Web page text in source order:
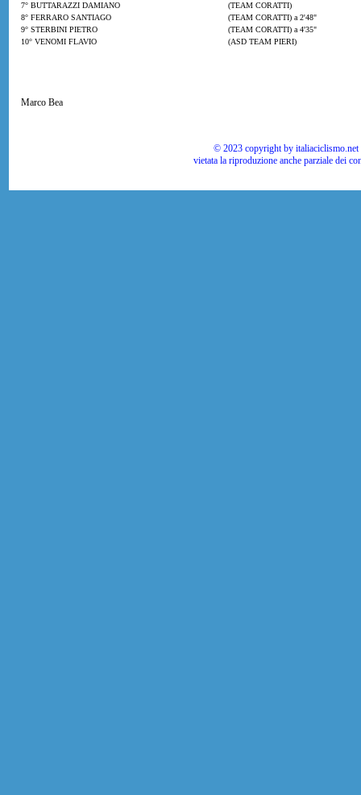
7° BUTTARAZZI DAMIANO
(TEAM CORATTI)
8° FERRARO SANTIAGO
(TEAM CORATTI) a 2'48"
9° STERBINI PIETRO
(TEAM CORATTI) a 4'35"
10° VENOMI FLAVIO
(ASD TEAM PIERI)
Marco Bea
© 2023 copyright by
vietata la riproduzione anche parziale dei